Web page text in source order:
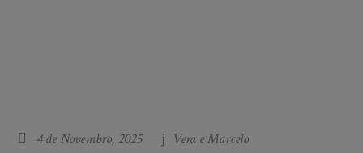
4 de Novembro, 2025 Vera e Marcelo